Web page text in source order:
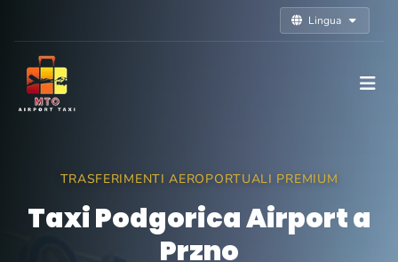
Lingua
TRASFERIMENTI AEROPORTUALI PREMIUM
Taxi Podgorica Airport a
Przno